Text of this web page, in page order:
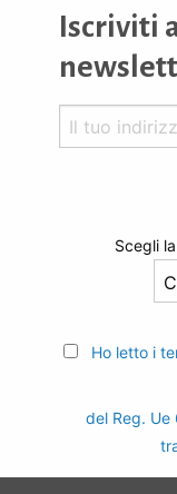
Iscriviti
Scegli
Ho letto i
del Reg.